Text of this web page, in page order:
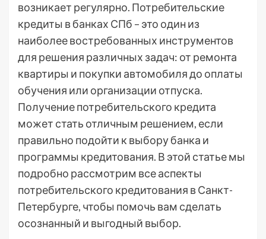
возникает регулярно. Потребительские
кредиты в банках СПб – это один из
наиболее востребованных инструментов
для решения различных задач: от ремонта
квартиры и покупки автомобиля до оплаты
обучения или организации отпуска.
Получение потребительского кредита
может стать отличным решением, если
правильно подойти к выбору банка и
программы кредитования. В этой статье мы
подробно рассмотрим все аспекты
потребительского кредитования в Санкт-
Петербурге, чтобы помочь вам сделать
осознанный и выгодный выбор.